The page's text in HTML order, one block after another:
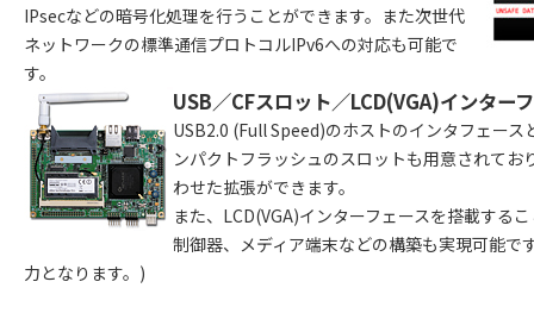
IPsecなどの暗号化処理を行うことができます。また次世代
ネットワークの標準通信プロトコルIPv6への対応も可能で
す。
USB／CFスロット／LCD(VGA)インター
USB2.0 (Full Speed)のホストのインタフェー
ンパクトフラッシュのスロットも用意されて
わせた拡張ができます。
また、LCD(VGA)インターフェースを搭載する
制御器、メディア端末などの構築も実現可能で
力となります。)